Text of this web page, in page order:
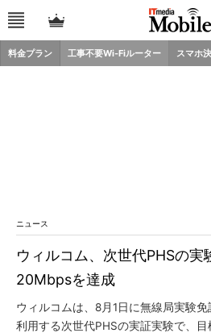
料金プラン 工事不要Wi-Fiルーター スマホ
ニュース
ウィルコム、次世代PHSの実
20Mbpsを達成
ウィルコムは、8月1日に無線局実験
利用する次世代PHSの実証実験で、